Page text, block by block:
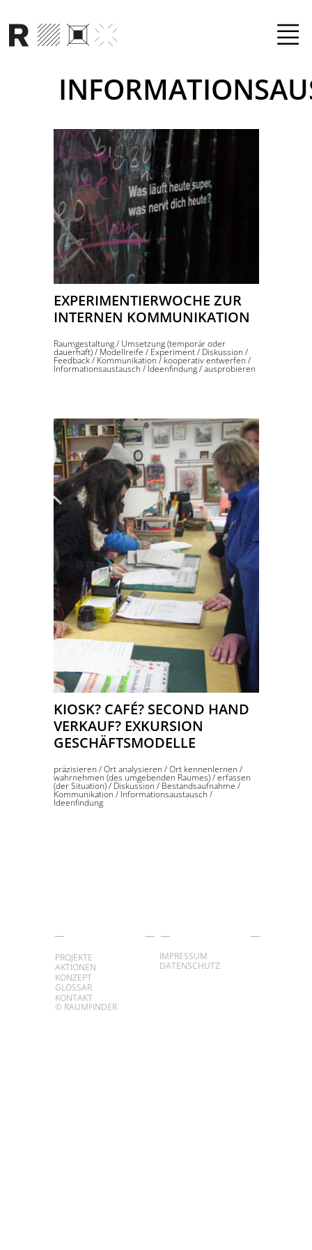
EXPERIMENTIERWOCHE ZUR
INTERNEN KOMMUNIKATION
Raumgestaltung/ Umsetzung (temporär oder
dauerhaft)/ Modellreife / Experiment/ Diskussion /
Feedback/ Kommunikation / kooperativ entwerfen /
Informationsaustausch / Ideenfindung/ausprobieren
KIOSK? CAFÉ? SECOND HAND
VERKAUF? EXKURSION
GESCHÄFTSMODELLE
präzisieren /Ort analysieren /Ort kennenlernen /
wahrnehmen (des umgebenden Raumes)/erfassen
(der Situation)/ Diskussion / Bestandsaufnahme /
Kommunikation / Informationsaustausch /
Ideenfindung
PROJEKTE
AKTIONEN
KONZEPT
GLOSSAR
KONTAKT
IMPRESSUM
DATENSCHUTZ
© RAUMFINDER